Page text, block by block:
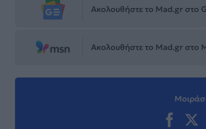
Ακολουθήστε το Mad.gr στο
Ακολουθήστε το Mad.gr στο